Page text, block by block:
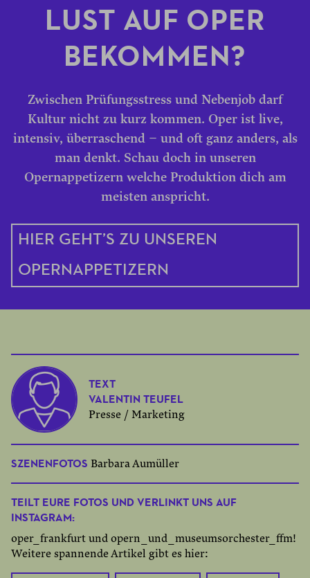
LUST AUF OPER
BEKOMMEN?
Zwischen Prüfungsstress und Nebenjob darf
Kultur nicht zu kurz kommen. Oper ist live,
intensiv, überraschend – und oft ganz anders, als
man denkt. Schau doch in unseren
Opernappetizern welche Produktion dich am
meisten anspricht.
HIER GEHT’S ZU UNSEREN
OPERNAPPETIZERN
TEXT
VALENTIN TEUFEL
Presse / Marketing
SZENENFOTOS Barbara Aumüller
TEILT EURE FOTOS UND VERLINKT UNS AUF
INSTAGRAM:
oper_frankfurt und opern_und_museumsorchester_ffm!
Weitere spannende Artikel gibt es hier: